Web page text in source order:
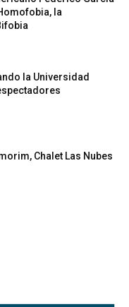
la
la Universidad
Chalet Las Nubes